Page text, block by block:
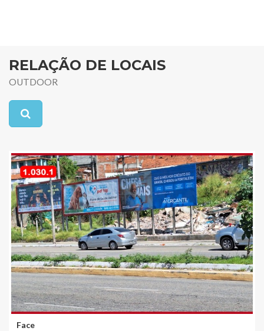
RELAÇÃO DE LOCAIS
OUTDOOR
Face